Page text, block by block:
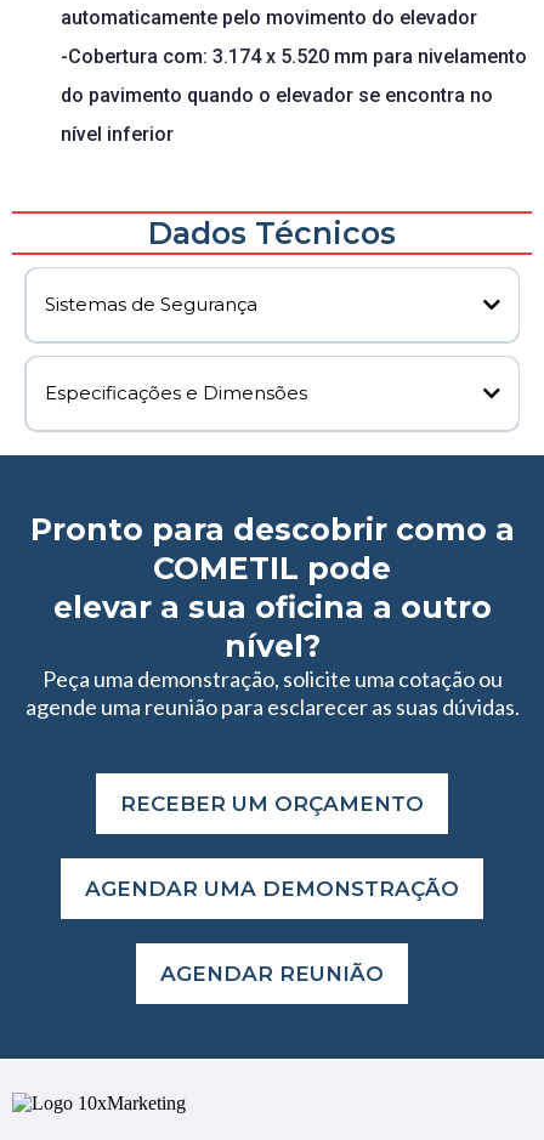
automaticamente pelo movimento do elevador
-Cobertura com: 3.174 x 5.520 mm para nivelamento
do pavimento quando o elevador se encontra no
nível inferior
Dados Técnicos
Sistemas de Segurança
Especificações e Dimensões
Pronto para descobrir como a
COMETIL pode
elevar a sua oficina a outro
nível?
Peça uma demonstração, solicite uma cotação ou
agende uma reunião para esclarecer as suas dúvidas.
RECEBER UM ORÇAMENTO
AGENDAR UMA DEMONSTRAÇÃO
AGENDAR REUNIÃO